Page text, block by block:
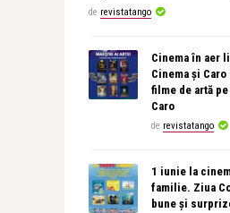
de revistatango
Cinema în aer
Cinema și
filme de artă
Caro
de revistatango
1 iunie la
familie. Ziua
bune și